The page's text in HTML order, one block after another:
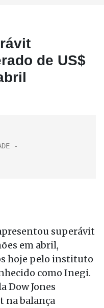
de US$
superávit
em abril,
hoje pelo instituto
como Inegi.
Dow Jones
na balança